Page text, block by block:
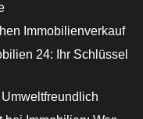
Immobilienverkauf
24: Ihr Schlüssel